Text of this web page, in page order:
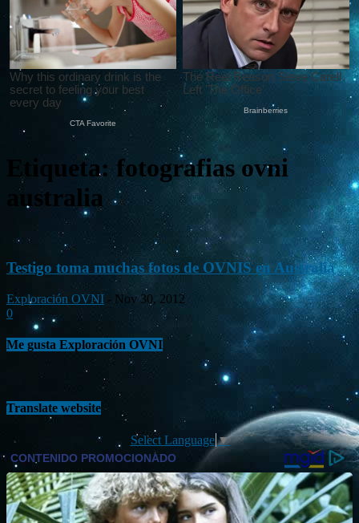
Etiqueta: fotografias ovni
australia
Testigo toma muchas fotos de OVNIS en Australia
Exploración OVNI - Nov 30, 2012
0
Me gusta Exploración OVNI
Translate website
Select Language▼